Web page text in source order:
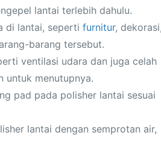
lantai terlebih dahulu.
di lantai, sepertifurnitur,
barang tersebut.
ventilasi udara dan juga celah
untuk menutupnya.
pad pada polisher lantai sesuai
lantai dengan semprotan air,